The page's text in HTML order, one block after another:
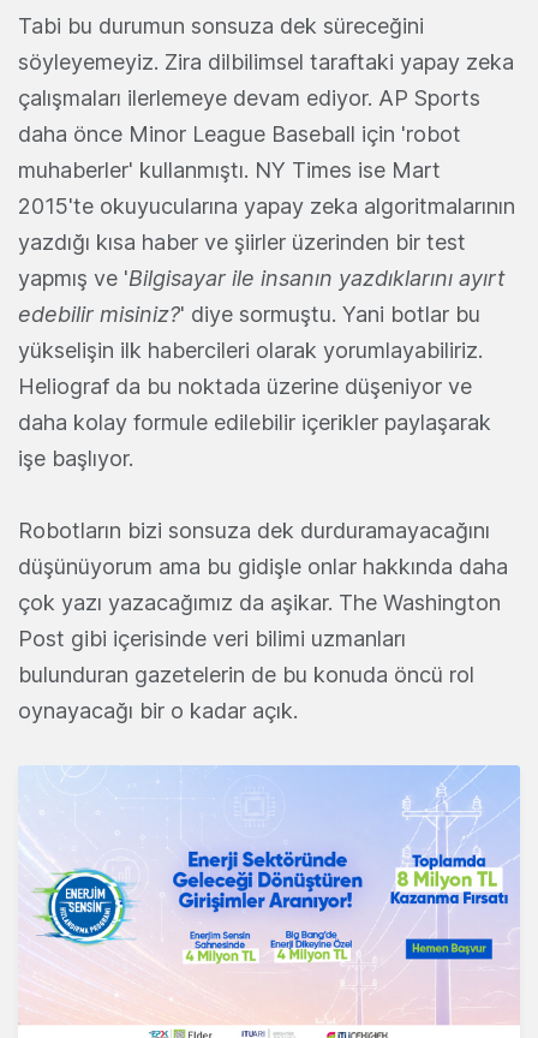
Tabi bu durumun sonsuza dek süreceğini
söyleyemeyiz. Zira dilbilimsel taraftaki yapay zeka
çalışmaları ilerlemeye devam ediyor. AP Sports
daha önce Minor League Baseball için 'robot
muhaberler' kullanmıştı. NY Times ise Mart
2015'te okuyucularına yapay zeka algoritmalarının
yazdığı kısa haber ve şiirler üzerinden bir test
yapmış ve 'Bilgisayar ile insanın yazdıklarını ayırt
edebilir misiniz?' diye sormuştu. Yani botlar bu
yükselişin ilk habercileri olarak yorumlayabiliriz.
Heliograf da bu noktada üzerine düşeniyor ve
daha kolay formule edilebilir içerikler paylaşarak
işe başlıyor.
Robotların bizi sonsuza dek durduramayacağını
düşünüyorum ama bu gidişle onlar hakkında daha
çok yazı yazacağımız da aşikar. The Washington
Post gibi içerisinde veri bilimi uzmanları
bulunduran gazetelerin de bu konuda öncü rol
oynayacağı bir o kadar açık.